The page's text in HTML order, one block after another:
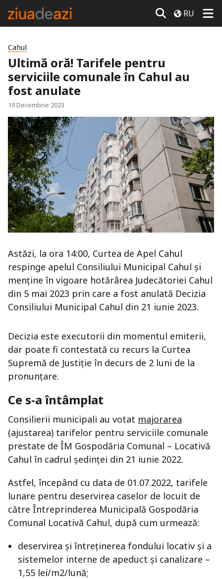
RU
Cahul
Ultimă oră! Tarifele pentru
serviciile comunale în Cahul au
fost anulate
19 Decembrie 2023
Astăzi, la ora 14:00, Curtea de Apel Cahul
respinge apelul Consiliului Municipal Cahul și
menține în vigoare hotărârea Judecătoriei Cahul
din 5 mai 2023 prin care a fost anulată Decizia
Consiliului Municipal Cahul din 21 iunie 2023.
Decizia este executorii din momentul emiterii,
dar poate fi contestată cu recurs la Curtea
Supremă de Justiție în decurs de 2 luni de la
pronunțare.
Ce s-a întâmplat
Consilierii municipali au votat majorarea
(ajustarea) tarifelor pentru serviciile comunale
prestate de ÎM Gospodăria Comunal – Locativă
Cahul în cadrul ședinței din 21 iunie 2022.
Astfel, începând cu data de 01.07.2022, tarifele
lunare pentru deservirea caselor de locuit de
către Întreprinderea Municipală Gospodăria
Comunal Locativă Cahul, după cum urmează:
deservirea și întreținerea fondului locativ și a
sistemelor interne de apeduct și canalizare –
1,55 lei/m2/lună;